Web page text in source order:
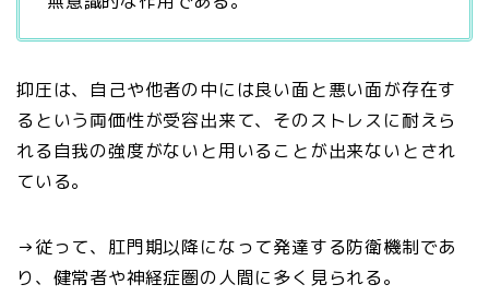
抑圧は、自己や他者の中には良い面と悪い面が存在す
るという両価性が受容出来て、そのストレスに耐えら
れる自我の強度がないと用いることが出来ないとされ
ている。
→従って、肛門期以降になって発達する防衛機制であ
り、健常者や神経症圏の人間に多く見られる。